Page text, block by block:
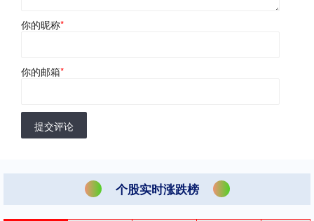
你的昵称*
你的邮箱*
提交评论
个股实时涨跌榜